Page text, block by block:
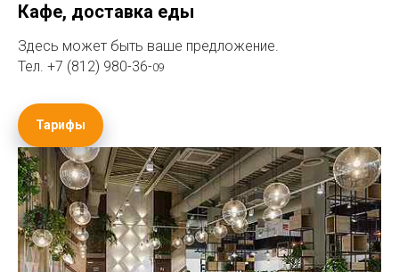
Кафе, доставка еды
Здесь может быть ваше предложение.
Тел. +7 (812) 980-36-09
Тарифы